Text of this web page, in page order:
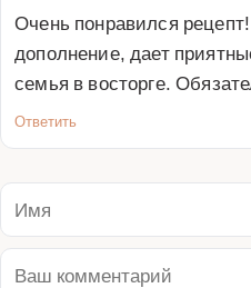
Очень понравился
дополнение, дает
семья в восторге.
Ответить